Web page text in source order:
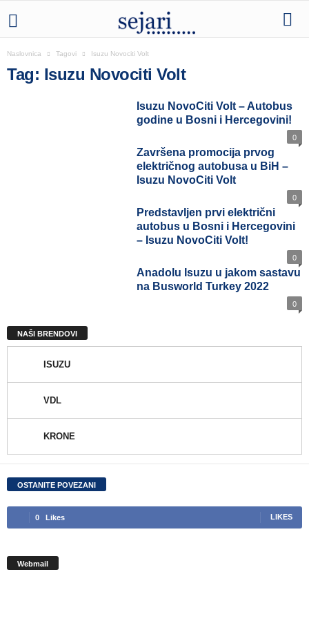
Naslovnica Tagovi Isuzu Novociti Volt
Tag: Isuzu Novociti Volt
Isuzu NovoCiti Volt – Autobus
godine u Bosni i Hercegovini!
0
Završena promocija prvog
električnog autobusa u BiH –
Isuzu NovoCiti Volt
0
Predstavljen prvi električni
autobus u Bosni i Hercegovini
– Isuzu NovoCiti Volt!
0
Anadolu Isuzu u jakom sastavu
na Busworld Turkey 2022
0
NAŠI BRENDOVI
ISUZU
VDL
KRONE
OSTANITE POVEZANI
0 Likes LIKES
Webmail